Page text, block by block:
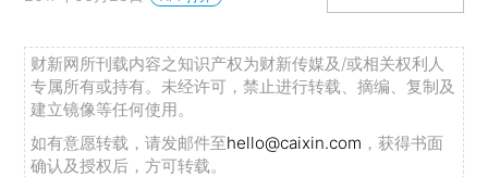
财新网所刊载内容之知识产权为财新传媒及/或相关权利人
专属所有或持有。未经许可，禁止进行转载、摘编、复制及
建立镜像等任何使用。
如有意愿转载，请发邮件至hello@caixin.com ，获得书面
确认及授权后，方可转载。